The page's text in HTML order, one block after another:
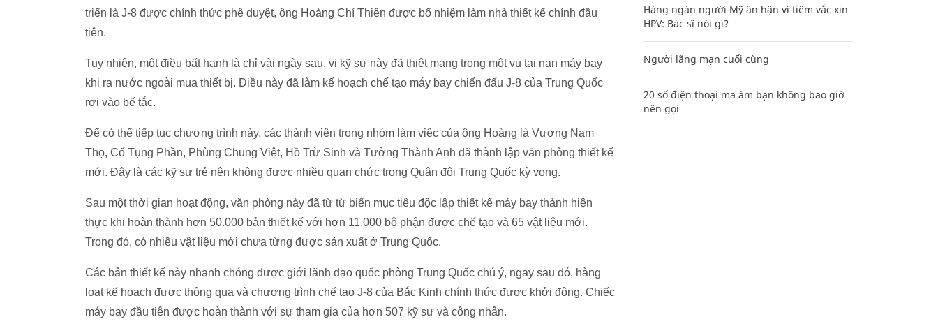
triển là J-8 được chính thức phê duyệt, ông Hoàng Chí Thiên được bổ nhiệm làm nhà thiết kế chính đầu
tiên.
Tuy nhiên, một điều bất hạnh là chỉ vài ngày sau, vị kỹ sư này đã thiệt mạng trong một vụ tai nạn máy bay
khi ra nước ngoài mua thiết bị. Điều này đã làm kế hoạch chế tạo máy bay chiến đấu J-8 của Trung Quốc
rơi vào bế tắc.
Để có thể tiếp tục chương trình này, các thành viên trong nhóm làm việc của ông Hoàng là Vương Nam
Thọ, Cố Tụng Phần, Phùng Chung Việt, Hồ Trừ Sinh và Tưởng Thành Anh đã thành lập văn phòng thiết kế
mới. Đây là các kỹ sư trẻ nên không được nhiều quan chức trong Quân đội Trung Quốc kỳ vọng.
Sau một thời gian hoạt động, văn phòng này đã từ từ biến mục tiêu độc lập thiết kế máy bay thành hiện
thực khi hoàn thành hơn 50.000 bản thiết kế với hơn 11.000 bộ phận được chế tạo và 65 vật liệu mới.
Trong đó, có nhiều vật liệu mới chưa từng được sản xuất ở Trung Quốc.
Các bản thiết kế này nhanh chóng được giới lãnh đạo quốc phòng Trung Quốc chú ý, ngay sau đó, hàng
loạt kế hoạch được thông qua và chương trình chế tạo J-8 của Bắc Kinh chính thức được khởi động. Chiếc
máy bay đầu tiên được hoàn thành với sự tham gia của hơn 507 kỹ sư và công nhân.
Hàng ngàn người Mỹ ân hận vì tiêm vắc xin
HPV: Bác sĩ nói gì?
Người lãng mạn cuối cùng
20 số điện thoại ma ám bạn không bao giờ
nên gọi